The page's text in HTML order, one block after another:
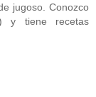
jugoso. Conozco
y tiene recetas